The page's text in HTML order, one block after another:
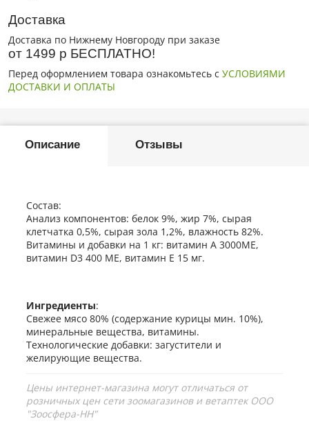
Доставка
Доставка по Нижнему Новгороду при заказе
от 1499 р БЕСПЛАТНО!
Перед оформлением товара ознакомьтесь с УСЛОВИЯМИ
ДОСТАВКИ И ОПЛАТЫ
Описание Отзывы
Состав:
Анализ компонентов: белок 9%, жир 7%, сырая
клетчатка 0,5%, сырая зола 1,2%, влажность 82%.
Витамины и добавки на 1 кг: витамин А 3000МЕ,
витамин D3 400 МЕ, витамин Е 15 мг.
Ингредиенты:
Свежее мясо 80% (содержание курицы мин. 10%),
минеральные вещества, витамины.
Технологические добавки: загустители и
желирующие вещества.
Цены интернет-магазина могут отличаться от
розничных цен сети зоомагазинов и ветаптек ООО
"Зоосфера-НН"